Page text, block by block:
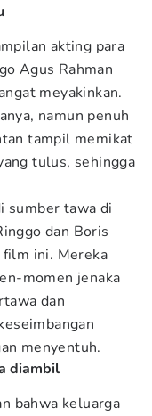
akting para
Agus Rahman
meyakinkan.
namun penuh
tampil memikat
tulus, sehingga
sumber tawa di
dan Boris
film ini. Mereka
momen jenaka
dan
menyentuh.
diambil
bahwa keluarga